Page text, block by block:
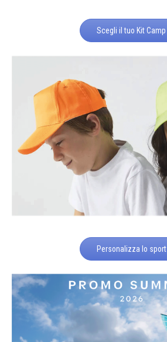
Scegli il tuo Kit Camp
Personalizza lo sport